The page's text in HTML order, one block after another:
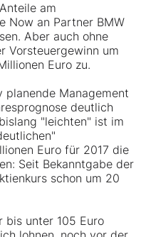
am
Now an Partner BMW
Aber auch ohne
Vorsteuergewinn um
Euro zu.
planende Management
deutlich
"leichten" ist im
Euro für 2017 die
Seit Bekanntgabe der
schon um 20
bis unter 105 Euro